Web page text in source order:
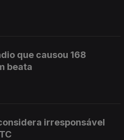
que causou 168
beata
irresponsável